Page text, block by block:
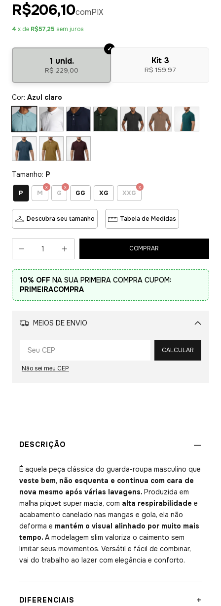
R$206,10comPIX
4 x de R$57,25 sem juros
1 unid.
R$ 229,00
Kit 3
R$ 159,97
Cor: Azul claro
Tamanho: P
P M G GG XG XXG
Descubra seu tamanho Tabela de Medidas
10% OFF NA SUA PRIMEIRA COMPRA CUPOM:
PRIMEIRACOMPRA
MEIOS DE ENVIO
Alterar CEP
CALCULAR
Não sei meu CEP
DESCRIÇÃO —
É aquela peça clássica do guarda-roupa masculino que
veste bem, não esquenta e continua com cara de
nova mesmo após várias lavagens. Produzida em
malha piquet super macia, com alta respirabilidade e
acabamento canelado nas mangas e gola, ela não
deforma e mantém o visual alinhado por muito mais
tempo. A modelagem slim valoriza o caimento sem
limitar seus movimentos. Versátil e fácil de combinar,
vai do trabalho ao lazer com elegância e conforto.
DIFERENCIAIS +